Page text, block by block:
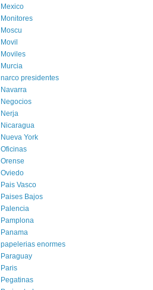
Mexico
Monitores
Moscu
Movil
Moviles
Murcia
narco presidentes
Navarra
Negocios
Nerja
Nicaragua
Nueva York
Oficinas
Orense
Oviedo
Pais Vasco
Paises Bajos
Palencia
Pamplona
Panama
papelerias enormes
Paraguay
Paris
Pegatinas